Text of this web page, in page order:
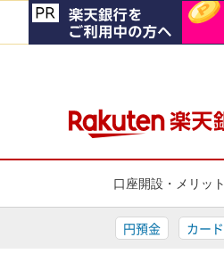
楽天銀行
口座開設・メリット
円預金 カード